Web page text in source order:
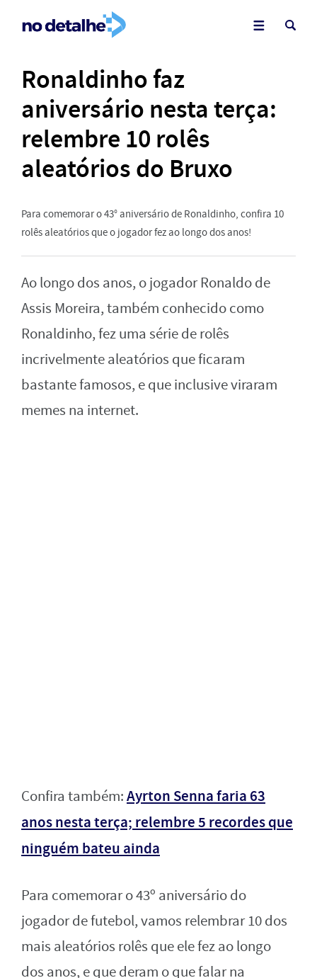
Ronaldinho faz
aniversário nesta terça:
relembre 10 rolês
aleatórios do Bruxo
Para comemorar o 43° aniversário de Ronaldinho, confira 10
rolês aleatórios que o jogador fez ao longo dos anos!
Ao longo dos anos, o jogador Ronaldo de
Assis Moreira, também conhecido como
Ronaldinho, fez uma série de rolês
incrivelmente aleatórios que ficaram
bastante famosos, e que inclusive viraram
memes na internet.
Confira também:Ayrton Senna faria 63
anos nesta terça; relembre 5 recordes que
ninguém bateu ainda
Para comemorar o 43º aniversário do
jogador de futebol, vamos relembrar 10 dos
mais aleatórios rolês que ele fez ao longo
dos anos, e que deram o que falar na